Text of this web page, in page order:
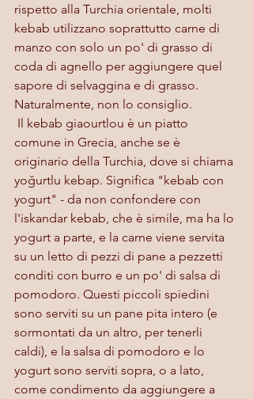
rispetto alla Turchia orientale, molti
kebab utilizzano soprattutto carne di
manzo con solo un po' di grasso di
coda di agnello per aggiungere quel
sapore di selvaggina e di grasso.
Naturalmente, non lo consiglio.
Il kebab giaourtlou è un piatto
comune in Grecia, anche se è
originario della Turchia, dove si chiama
yoğurtlu kebap. Significa "kebab con
yogurt" - da non confondere con
l'iskandar kebab, che è simile, ma ha lo
yogurt a parte, e la carne viene servita
su un letto di pezzi di pane a pezzetti
conditi con burro e un po' di salsa di
pomodoro. Questi piccoli spiedini
sono serviti su un pane pita intero (e
sormontati da un altro, per tenerli
caldi), e la salsa di pomodoro e lo
yogurt sono serviti sopra, o a lato,
come condimento da aggiungere a